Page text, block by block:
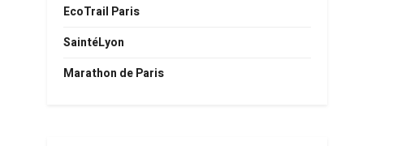
EcoTrail Paris
SaintéLyon
Marathon de Paris